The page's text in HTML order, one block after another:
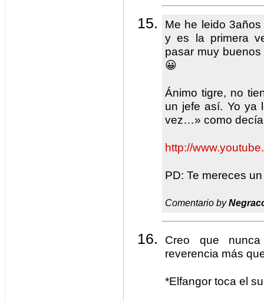
Me he leido
y es la primera
pasar muy
😀
Ánimo tigre, no
un jefe así. Yo ya
vez…» como
http://
PD: Te mereces
Comentario by
Creo que
reverencia más
*Elfangor toca el